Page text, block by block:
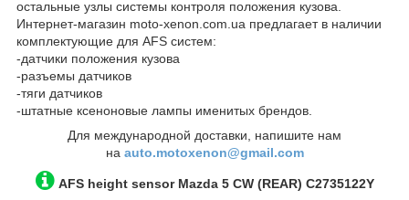
остальные узлы системы контроля положения кузова.
Интернет-магазин moto-xenon.com.ua предлагает в наличии
комплектующие для AFS систем:
-датчики положения кузова
-разъемы датчиков
-тяги датчиков
-штатные ксеноновые лампы именитых брендов.
Для международной доставки, напишите нам
на auto.motoxenon@gmail.com
AFS height sensor Mazda 5 CW(REAR) C2735122Y